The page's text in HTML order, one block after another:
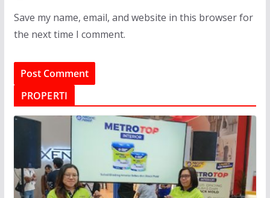
Save my name, email, and website in this browser for
the next time I comment.
PROPERTI